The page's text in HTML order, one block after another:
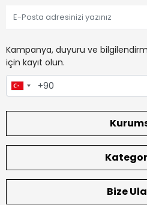
Kampanya, duyuru ve
için kayıt olun.
Bize